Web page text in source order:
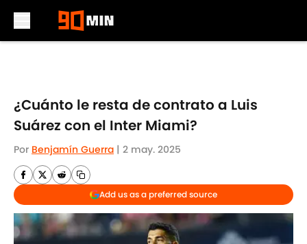
¿Cuánto le resta de contrato a Luis
Suárez con el Inter Miami?
Por Benjamín Guerra | 2 may. 2025
Add us as a preferred source